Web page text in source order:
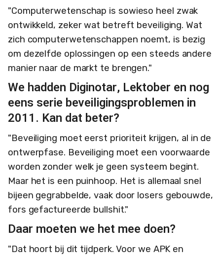
"Computerwetenschap is sowieso heel zwak
ontwikkeld, zeker wat betreft beveiliging. Wat
zich computerwetenschappen noemt, is bezig
om dezelfde oplossingen op een steeds andere
manier naar de markt te brengen."
We hadden Diginotar, Lektober en nog
eens serie beveiligingsproblemen in
2011. Kan dat beter?
"Beveiliging moet eerst prioriteit krijgen, al in de
ontwerpfase. Beveiliging moet een voorwaarde
worden zonder welk je geen systeem begint.
Maar het is een puinhoop. Het is allemaal snel
bijeen gegrabbelde, vaak door losers gebouwde,
fors gefactureerde bullshit."
Daar moeten we het mee doen?
"Dat hoort bij dit tijdperk. Voor we APK en